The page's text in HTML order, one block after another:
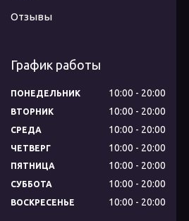
Отзывы
График работы
ПОНЕДЕЛЬНИК 10:00 20:00
ВТОРНИК 10:00 20:00
СРЕДА 10:00 20:00
ЧЕТВЕРГ 10:00 20:00
ПЯТНИЦА 10:00 20:00
СУББОТА 10:00 20:00
ВОСКРЕСЕНЬЕ 10:00 20:00